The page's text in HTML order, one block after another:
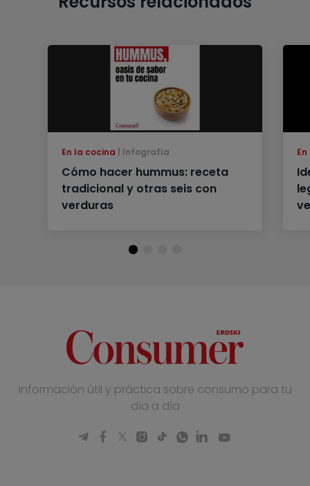
En la cocina Infografía
Cómo hacer hummus: receta
tradicional y otras seis con
verduras
Información útil y práctica sobre consumo para tu
día a día